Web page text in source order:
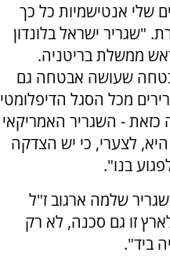
שלי אנטישמיות כל כך
"שגריר ישראל בלונדון
ממשלת בריטניה.
שעושה אבטחה גם
מכל הסגל הדיפלומטי
- השגריר האמריקאי
לצערי, כי יש הצדקה
בנו".
שלמה ארגוב ז"ל
זו גם סכנה, לא רק
ביד".